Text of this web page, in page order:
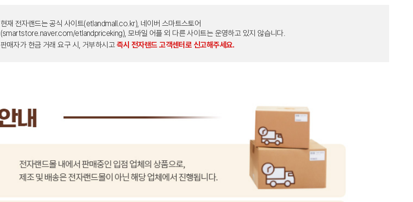
현재 전자랜드는 공식 사이트(etlandmall.co.kr), 네이버 스마트스토어
(smartstore.naver.com/etlandpriceking), 모바일 어플 외 다른 사이트는 운영하고 있지 않습니다.
판매자가 현금 거래 요구 시, 거부하시고 즉시 전자랜드 고객센터로 신고해주세요.